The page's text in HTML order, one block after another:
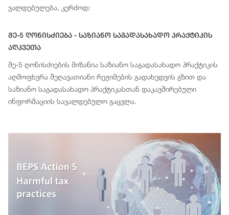
ვალდებულება, კერძოდ:
Მე-5 Ღონისძიება - Საზიანო Საგადასახადო Პრაქტიკის
Აღკვეთა
მე-5 ღონისძიების მიზანია საზიანო საგადასახადო პრაქტიკის
აღმოფხვრა შეღავათიანი რეჟიმების გადახედვის გზით და
საზიანო საგადასახადო პრაქტიკასთან დაკავშირებული
ინფორმაციის სავალდებულო გაცვლა.